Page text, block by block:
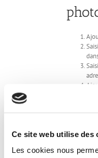
Ce site web utilise des
Les cookies nous
Ajouter